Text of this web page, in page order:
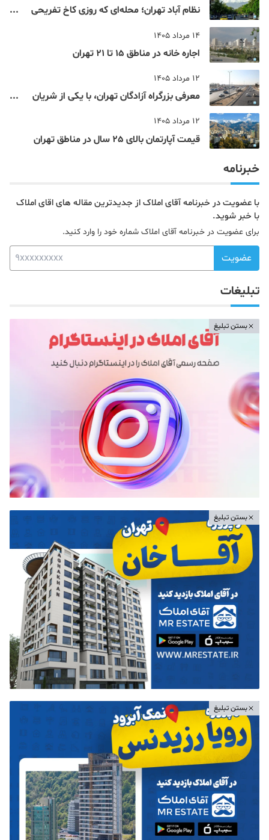
نظام‌ آباد تهران؛ محله‌ای که روزی کاخ تفریحی
14 مرداد 1405
اجاره خانه در مناطق 15 تا 21 تهران
12 مرداد 1405
معرفی بزرگراه آزادگان تهران، با یکی از شریان
12 مرداد 1405
قیمت آپارتمان بالای 25 سال در مناطق تهران
خبرنامه
با عضویت در خبرنامه آقای املاک از جدیدترین مقاله های اقای املاک
با خبر شوید.
برای عضویت در خبرنامه آقای املاک شماره خود را وارد کنید.
عضویت
تبلیغات
بستن تبلیغ
بستن تبلیغ
بستن تبلیغ